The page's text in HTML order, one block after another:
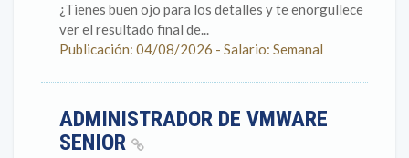
¿Tienes buen ojo para los detalles y te enorgullece
ver el resultado final de...
Publicación: 04/08/2026 - Salario: Semanal
ADMINISTRADOR DE VMWARE
SENIOR